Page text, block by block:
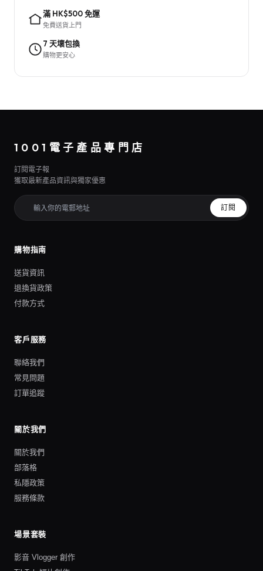
滿 HK$500 免運
免費送貨上門
7 天壞包換
購物更安心
1001電子產品專門店
訂閱電子報
獲取最新產品資訊與獨家優惠
訂閱
購物指南
送貨資訊
退換貨政策
付款方式
客戶服務
聯絡我們
常見問題
訂單追蹤
關於我們
關於我們
部落格
私隱政策
服務條款
場景套裝
影音 Vlogger 創作